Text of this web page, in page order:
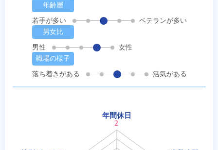
年齢層
若手が多い
ベテランが多い
男女比
男性
女性
職場の様子
落ち着きがある
活気がある